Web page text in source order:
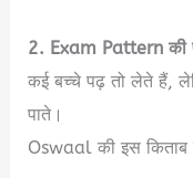
2. Exam Pattern की
कई बच्चे पढ़ तो लेते हैं,
पाते।
Oswaal की इस किताब